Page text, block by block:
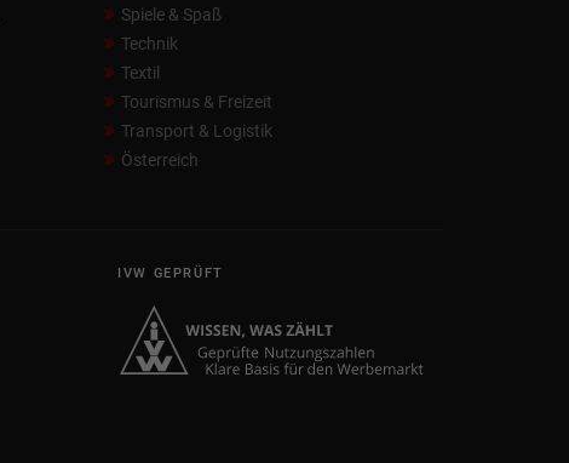
Spiele & Spaß
Technik
Textil
Tourismus & Freizeit
Transport & Logistik
Österreich
IVW GEPRÜFT